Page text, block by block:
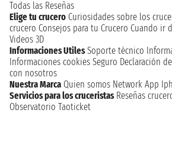
Todas las Reseñas
Elige tu crucero Curiosidades sobre los
crucero Consejos para tu Crucero Cuando ir
Videos 3D
Informaciones Utiles Soporte técnico
Informaciones cookies Seguro Declaración
con nosotros
Nuestra Marca Quien somos Network App
Servicios para los cruceristas Reseñas
Observatorio Taoticket